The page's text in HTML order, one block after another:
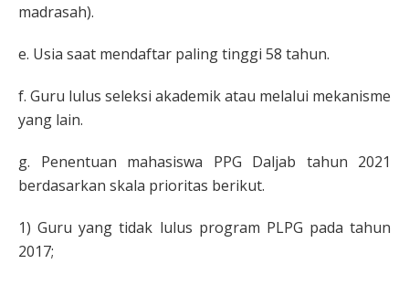
madrasah).
e. Usia saat mendaftar paling tinggi 58 tahun.
f. Guru lulus seleksi akademik atau melalui mekanisme
yang lain.
g. Penentuan mahasiswa PPG Daljab tahun 2021
berdasarkan skala prioritas berikut.
1) Guru yang tidak lulus program PLPG pada tahun
2017;